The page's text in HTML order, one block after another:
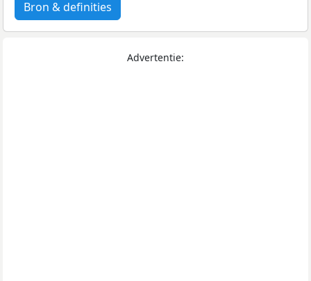
Bron & definities
Advertentie: